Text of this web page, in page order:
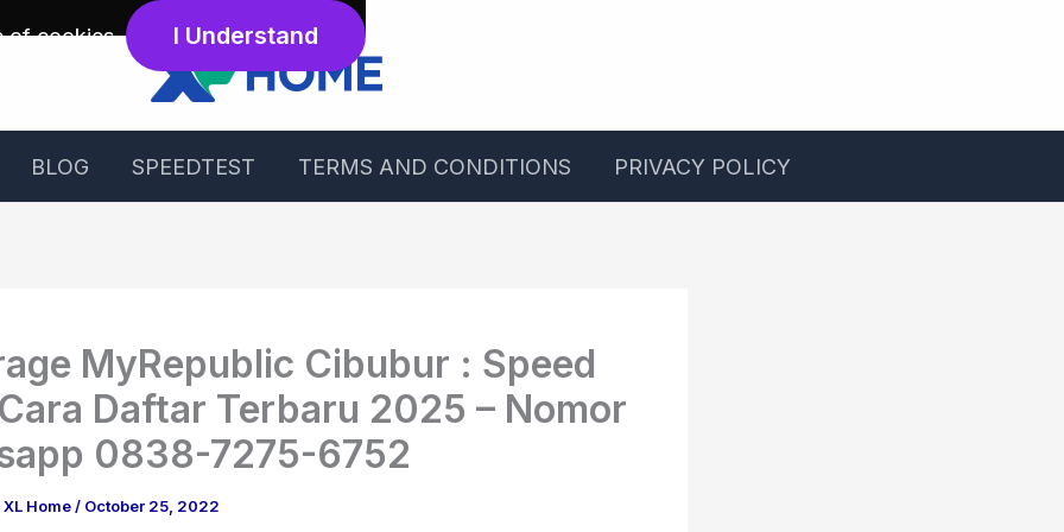
BLOG SPEEDTEST TERMS AND CONDITIONS PRIVACY POLICY
MyRepublic Cibubur : Speed
Daftar Terbaru 2025 – Nomor
0838-7275-6752
Home/ October 25, 2022
of cookies. I Understand